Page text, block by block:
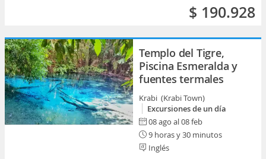
$ 190.928
Templo del Tigre,
Piscina Esmeralda y
fuentes termales
Krabi (Krabi Town)
Excursiones de un día
08 ago al 08 feb
9 horas y 30 minutos
Inglés